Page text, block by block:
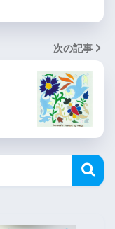
次の記事